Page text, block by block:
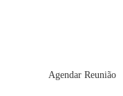
Agendar Reunião